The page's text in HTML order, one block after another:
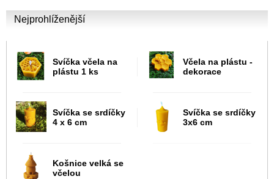
Nejprohlíženější
Svíčka včela na
plástu 1 ks
Včela na plástu -
dekorace
Svíčka se srdíčky
4 x 6 cm
Svíčka se srdíčky
3x6 cm
Košnice velká se
včelou